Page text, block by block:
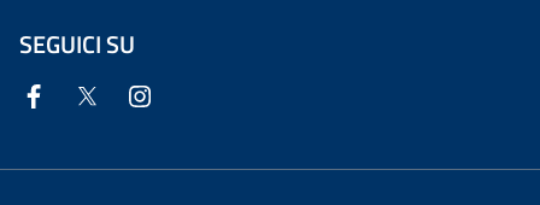
SEGUICI SU